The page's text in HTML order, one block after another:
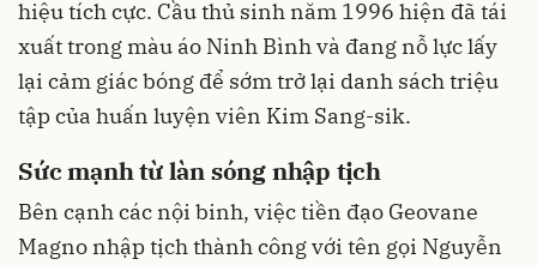
hiệu tích cực. Cầu thủ sinh năm 1996 hiện đã tái
xuất trong màu áo Ninh Bình và đang nỗ lực lấy
lại cảm giác bóng để sớm trở lại danh sách triệu
tập của huấn luyện viên Kim Sang-sik.
Sức mạnh từ làn sóng nhập tịch
Bên cạnh các nội binh, việc tiền đạo Geovane
Magno nhập tịch thành công với tên gọi Nguyễn